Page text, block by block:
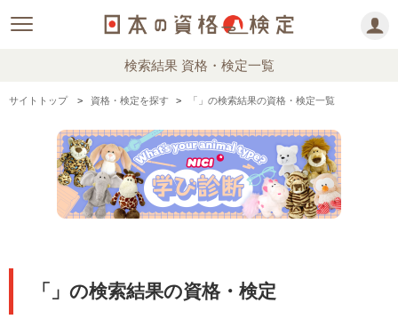
検索結果 資格・検定一覧
サイトトップ 資格・検定を探す 「」の検索結果の資格・検定一覧
「」の検索結果の資格・検定